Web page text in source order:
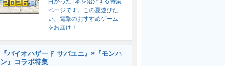
白かった1本を紹介する特集
ページです。この夏遊びた
い、電撃のおすすめゲーム
をお届け！
『バイオハザード サバユニ』×『モンハ
ン』コラボ特集